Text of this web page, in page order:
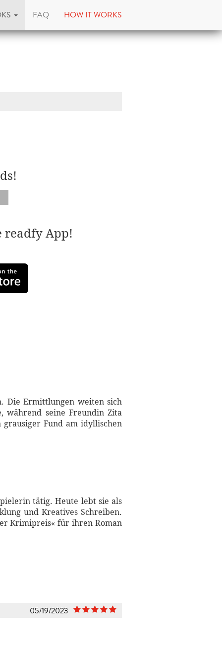
FAQ HOW IT WORKS
readfy App!
Die Ermittlungen weiten sich
während seine Freundin Zita
Fund am idyllischen
tätig. Heute lebt sie als
und Kreatives Schreiben.
Krimipreis« für ihren Roman
05/19/2023